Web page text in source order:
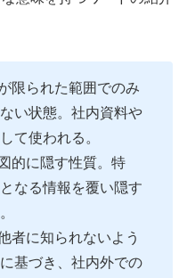
限られた範囲でのみ
い状態。社内資料や
て使われる。
的に隠す性質。特
なる情報を覆い隠す
者に知られないよう
基づき、社内外での